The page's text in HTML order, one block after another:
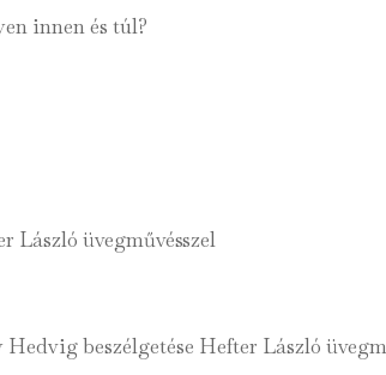
innen és túl?
László üvegművésszel
beszélgetése Hefter László